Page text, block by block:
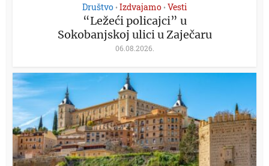
Društvo • Izdvajamo • Vesti
“Ležeći policajci” u
Sokobanjskoj ulici u Zaječaru
06.08.2026.